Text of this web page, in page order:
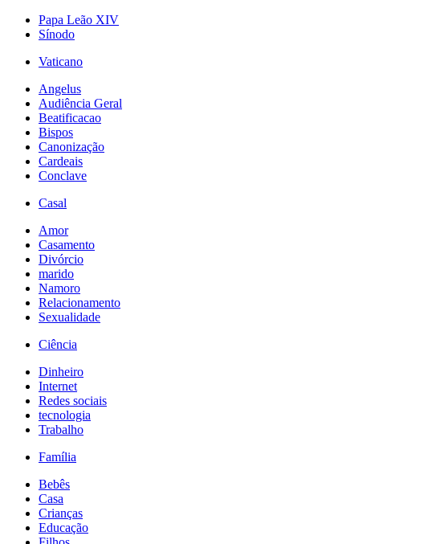
Papa Leão XIV
Sínodo
Vaticano
Angelus
Audiência Geral
Beatificacao
Bispos
Canonização
Cardeais
Conclave
Casal
Amor
Casamento
Divórcio
marido
Namoro
Relacionamento
Sexualidade
Ciência
Dinheiro
Internet
Redes sociais
tecnologia
Trabalho
Família
Bebês
Casa
Crianças
Educação